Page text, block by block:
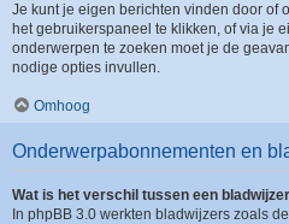
Je kunt je eigen berichten vinden door of
het gebruikerspaneel te klikken, of via je
onderwerpen te zoeken moet je de
nodige opties invullen.
Omhoog
Onderwerpabonnementen en
Wat is het verschil tussen een
In phpBB 3.0 werkten bladwijzers zoals